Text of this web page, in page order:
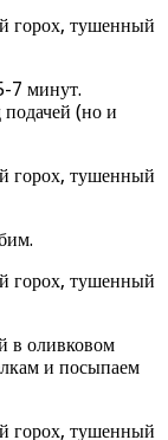
7 минут.
подачей (но и
в оливковом
и посыпаем